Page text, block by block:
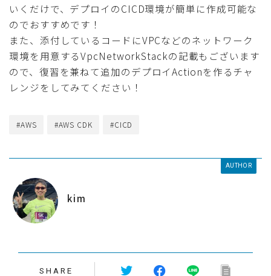
いくだけで、デプロイのCICD環境が簡単に作成可能な
のでおすすめです！
また、添付しているコードにVPCなどのネットワーク
環境を用意するVpcNetworkStackの記載もございます
ので、復習を兼ねて追加のデプロイActionを作るチャ
レンジをしてみてください！
#AWS #AWS CDK #CICD
AUTHOR
kim
SHARE